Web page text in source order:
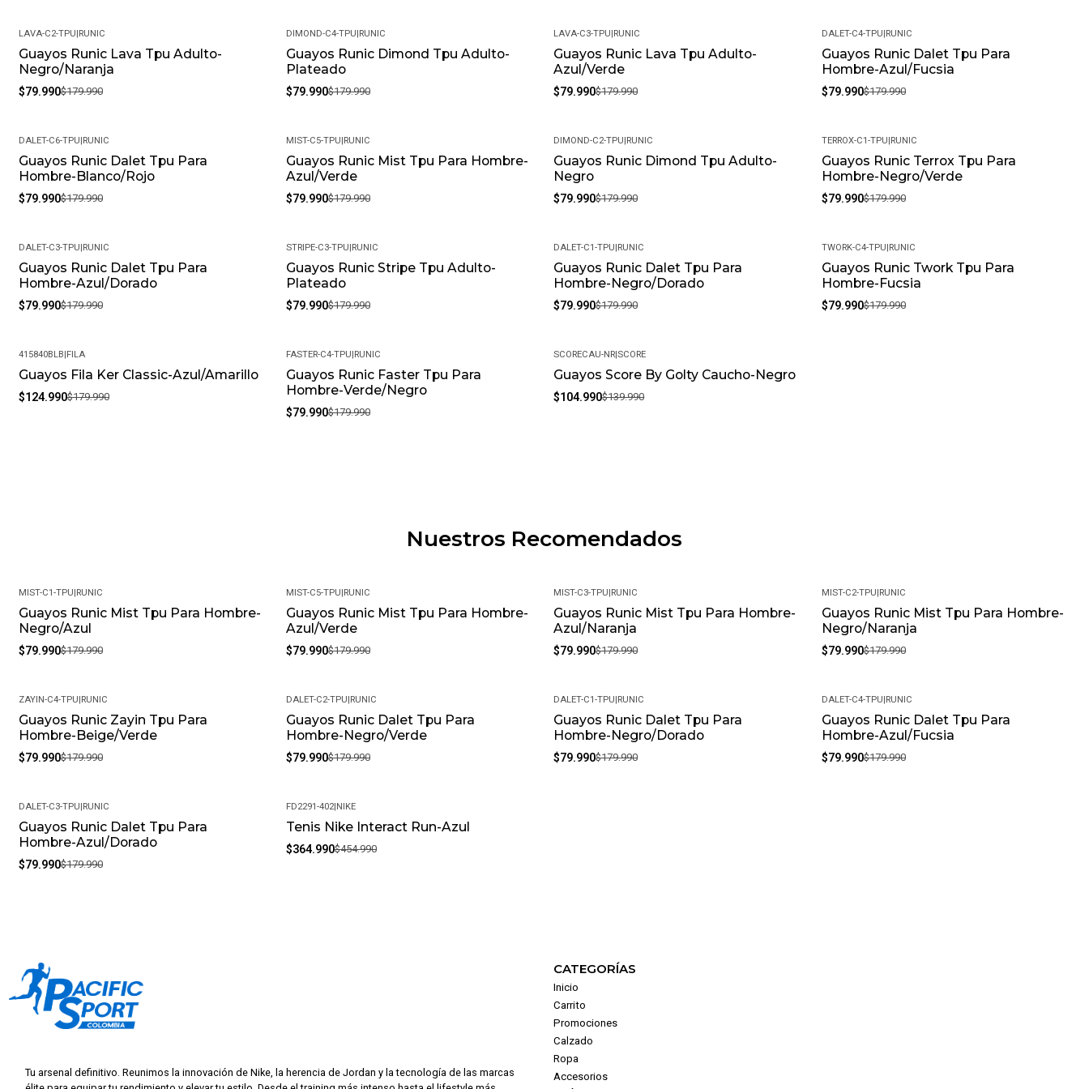
-56%
LAVA-C2-TPU|RUNIC
Guayos Runic Lava Tpu Adulto-
Negro/Naranja
$79.990$179.990
-56%
DIMOND-C4-TPU|RUNIC
Guayos Runic Dimond Tpu Adulto-
Plateado
$79.990$179.990
-56%
LAVA-C3-TPU|RUNIC
Guayos Runic Lava Tpu Adulto-
Azul/Verde
$79.990$179.990
-56%
DALET-C4-TPU|RUNIC
Guayos Runic Dalet Tpu Para
Hombre-Azul/Fucsia
$79.990$179.990
-56%
DALET-C6-TPU|RUNIC
Guayos Runic Dalet Tpu Para
Hombre-Blanco/Rojo
$79.990$179.990
-56%
MIST-C5-TPU|RUNIC
Guayos Runic Mist Tpu Para Hombre-
Azul/Verde
$79.990$179.990
-56%
DIMOND-C2-TPU|RUNIC
Guayos Runic Dimond Tpu Adulto-
Negro
$79.990$179.990
-56%
TERROX-C1-TPU|RUNIC
Guayos Runic Terrox Tpu Para
Hombre-Negro/Verde
$79.990$179.990
-56%
DALET-C3-TPU|RUNIC
Guayos Runic Dalet Tpu Para
Hombre-Azul/Dorado
$79.990$179.990
-56%
STRIPE-C3-TPU|RUNIC
Guayos Runic Stripe Tpu Adulto-
Plateado
$79.990$179.990
-56%
DALET-C1-TPU|RUNIC
Guayos Runic Dalet Tpu Para
Hombre-Negro/Dorado
$79.990$179.990
-56%
TWORK-C4-TPU|RUNIC
Guayos Runic Twork Tpu Para
Hombre-Fucsia
$79.990$179.990
-31%
415840BLB|FILA
Guayos Fila Ker Classic-Azul/Amarillo
$124.990$179.990
-56%
FASTER-C4-TPU|RUNIC
Guayos Runic Faster Tpu Para
Hombre-Verde/Negro
$79.990$179.990
-25%
SCORECAU-NR|SCORE
Guayos Score By Golty Caucho-Negro
$104.990$139.990
Nuestros Recomendados
-56%
MIST-C1-TPU|RUNIC
Guayos Runic Mist Tpu Para Hombre-
Negro/Azul
$79.990$179.990
-56%
MIST-C5-TPU|RUNIC
Guayos Runic Mist Tpu Para Hombre-
Azul/Verde
$79.990$179.990
-56%
MIST-C3-TPU|RUNIC
Guayos Runic Mist Tpu Para Hombre-
Azul/Naranja
$79.990$179.990
-56%
MIST-C2-TPU|RUNIC
Guayos Runic Mist Tpu Para Hombre-
Negro/Naranja
$79.990$179.990
-56%
ZAYIN-C4-TPU|RUNIC
Guayos Runic Zayin Tpu Para
Hombre-Beige/Verde
$79.990$179.990
-56%
DALET-C2-TPU|RUNIC
Guayos Runic Dalet Tpu Para
Hombre-Negro/Verde
$79.990$179.990
-56%
DALET-C1-TPU|RUNIC
Guayos Runic Dalet Tpu Para
Hombre-Negro/Dorado
$79.990$179.990
-56%
DALET-C4-TPU|RUNIC
Guayos Runic Dalet Tpu Para
Hombre-Azul/Fucsia
$79.990$179.990
-56%
DALET-C3-TPU|RUNIC
Guayos Runic Dalet Tpu Para
Hombre-Azul/Dorado
$79.990$179.990
-20%
FD2291-402|NIKE
Tenis Nike Interact Run-Azul
$364.990$454.990
Tu arsenal definitivo. Reunimos la innovación de Nike, la herencia de Jordan y la tecnología de las marcas
CATEGORÍAS
Inicio
Carrito
Promociones
Calzado
Ropa
Accesorios